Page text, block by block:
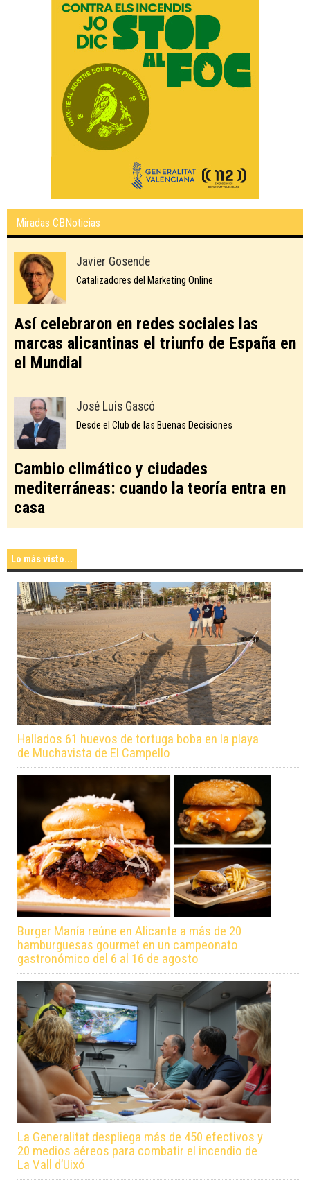
Miradas CBNoticias
Javier Gosende
Catalizadores del Marketing Online
Así celebraron en redes sociales las
marcas alicantinas el triunfo de España en
el Mundial
José Luis Gascó
Desde el Club de las Buenas Decisiones
Cambio climático y ciudades
mediterráneas: cuando la teoría entra en
casa
Lo más visto...
Hallados 61 huevos de tortuga boba en la playa
de Muchavista de El Campello
Burger Manía reúne en Alicante a más de 20
hamburguesas gourmet en un campeonato
gastronómico del 6 al 16 de agosto
La Generalitat despliega más de 450 efectivos y
20 medios aéreos para combatir el incendio de
La Vall d’Uixó